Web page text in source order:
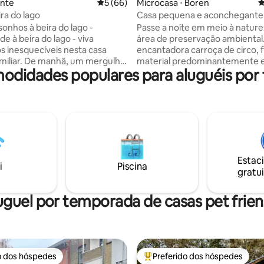
5 de uma avaliação média de 5, 66
5 (66)
do lago
à beira do lago -
à beira do lago - viva
inesquecíveis nesta casa
De manhã, um mergulho
uma rodada de natação,
pesca - tudo
churrasco à noite no
simplesmente desfrutar da
Aqui você pode
relaxamento e aventura
Microcasa ⋅ Boren
Casa pequena e
Schleinähe em local isolado
Passe a noite em meio à
área de preservação
encantadora carroça de circo,
material predominantemente
energia solar e com um
simples, mas aconchegante.
aconchegante e é aquecido
O local de banho no Schlei fica
metros de distância, a ciclovia
passa diretamente pela casa,
adequada para passeios a
populares para aluguéis
Piscina
por temporada de casas pet
dos hóspedes
dos hóspedes Entre os melhores preferidos
Preferido dos hóspedes